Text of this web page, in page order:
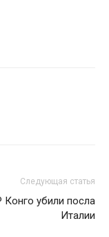
Следующая статья
убили посла
Италии